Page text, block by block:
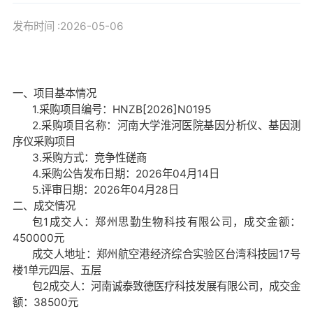
发布时间 :2026-05-06
一、项目基本情况
1.采购项目编号：HNZB[2026]N0195
2.采购项目名称：河南大学淮河医院基因分析仪、基因测
序仪采购项目
3.采购方式：竞争性磋商
4.采购公告发布日期：2026年04月14日
5.评审日期：2026年04月28日
二、成交情况
包1 成交人：郑州思勤生物科技有限公司，成交金额：
450000元
成交人地址： 郑州航空港经济综合实验区台湾科技园 17号
楼1单元四层、五层
包2成交人：河南诚泰致德医疗科技发展有限公司， 成交金
额： 38500元